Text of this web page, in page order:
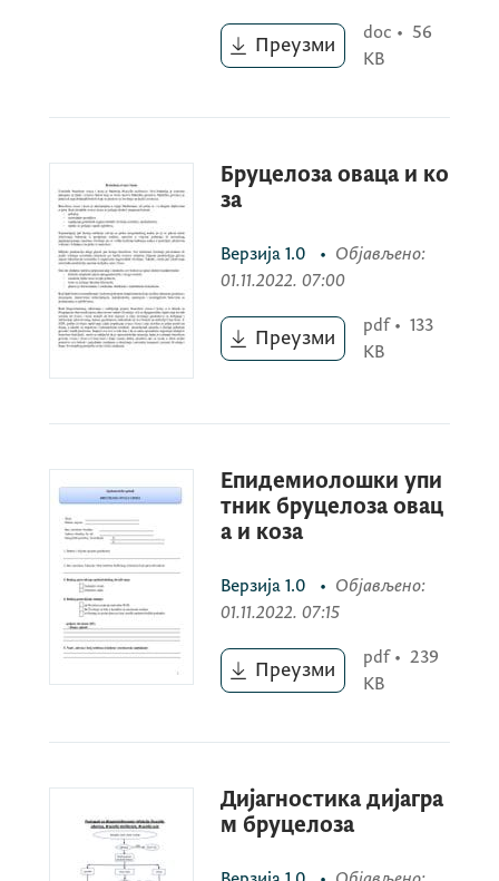
Преузми
doc • 56
KB
Бруцелоза оваца и ко
за
Верзија 1.0 • Објављено:
01.11.2022. 07:00
Преузми
pdf • 133
KB
Епидемиолошки упи
тник бруцелоза овац
а и коза
Верзија 1.0 • Објављено:
01.11.2022. 07:15
Преузми
pdf • 239
KB
Дијагностика дијагра
м бруцелоза